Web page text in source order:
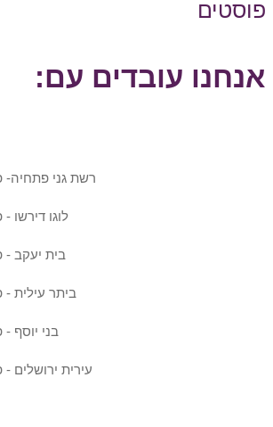
פוסטים
אנחנו עובדים עם: